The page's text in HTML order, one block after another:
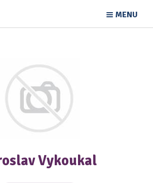
MENU
Vykoukal